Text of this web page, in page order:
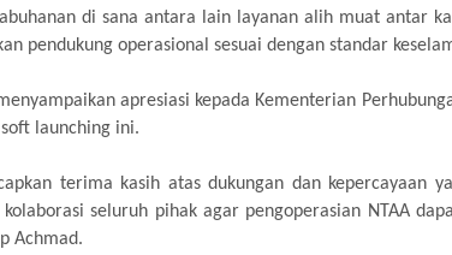
di sana antara lain layanan alih muat antar
pendukung operasional sesuai dengan standar
apresiasi kepada Kementerian
launching ini.
terima kasih atas dukungan dan
kolaborasi seluruh pihak agar pengoperasian NTAA
Achmad.